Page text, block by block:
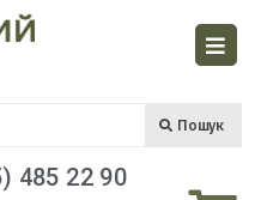
Пошук
485 22 90